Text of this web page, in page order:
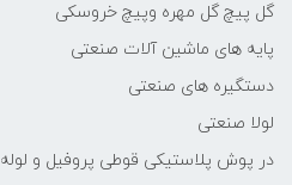
گل پیچ گل مهره وپیچ خروسکی
پایه های ماشین آلات صنعتی
دستگیره های صنعتی
لولا صنعتی
در پوش پلاستیکی قوطی پروفیل و لوله